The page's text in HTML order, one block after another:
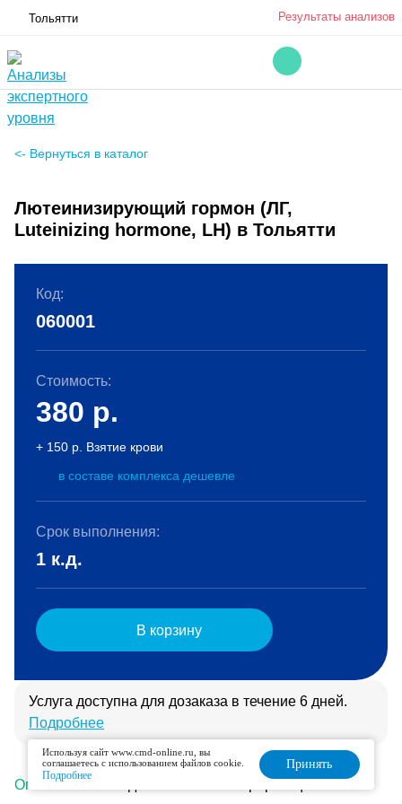
Тольятти Результаты анализов
<- Вернуться в каталог
Лютеинизирующий гормон (ЛГ,
Luteinizing hormone, LH) в Тольятти
Описание
Код:
060001
Стоимость:
380 р.
+ 150 р. Взятие крови
в составе комплекса дешевле
Срок выполнения:
1 к.д.
В корзину
Услуга доступна для дозаказа в течение 6 дней.
Подробнее
Используя сайт www.cmd-online.ru, вы
соглашаетесь с использованием файлов cookie.
Подробнее
Принять